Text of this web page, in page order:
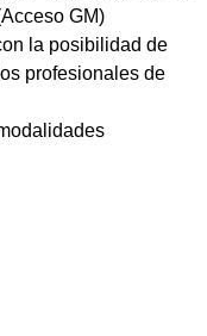
GM)
la posibilidad de
profesionales de